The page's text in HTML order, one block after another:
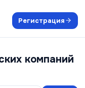
Регистрация
компаний